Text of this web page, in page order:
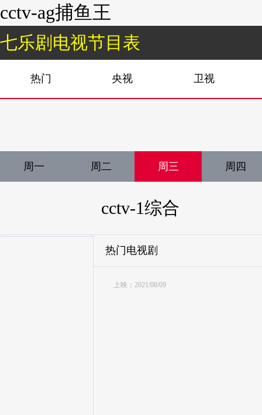
cctv-ag捕鱼王
七乐剧电视节目表
热门 央视 卫视
周一 周二 周三 周四
cctv-1综合
热门电视剧
上映：2021/08/09